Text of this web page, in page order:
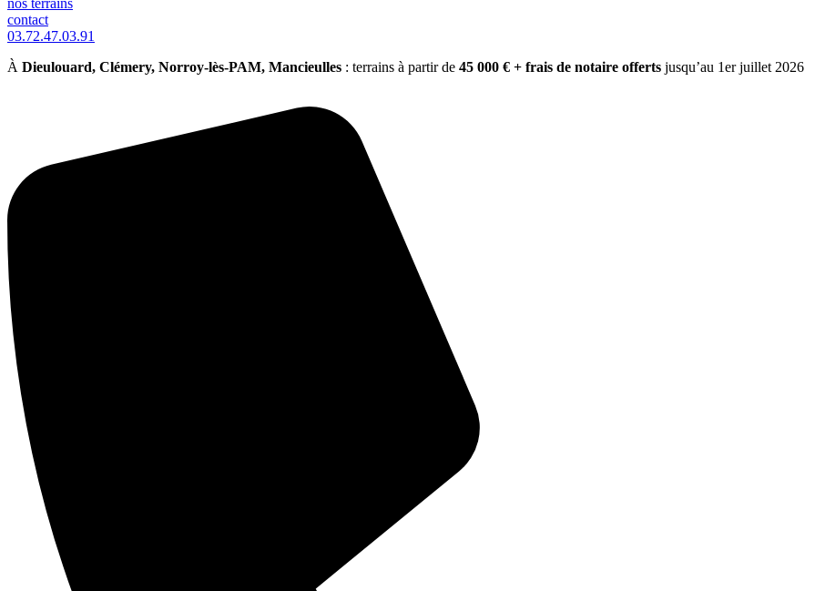
nos terrains
contact
03.72.47.03.91
À Dieulouard, Clémery, Norroy-lès-PAM, Mancieulles : terrains à partir de 45 000 € + frais de notaire offerts jusqu’au 1er juillet 2026